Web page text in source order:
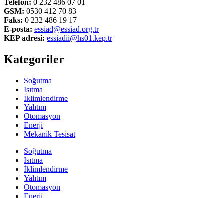
Telefon: 0 232 486 07 01
GSM: 0530 412 70 83
Faks: 0 232 486 19 17
E-posta: essiad@essiad.org.tr
KEP adresi: essiadii@hs01.kep.tr
Kategoriler
Soğutma
Isıtma
İklimlendirme
Yalıtım
Otomasyon
Enerji
Mekanik Tesisat
Soğutma
Isıtma
İklimlendirme
Yalıtım
Otomasyon
Enerji